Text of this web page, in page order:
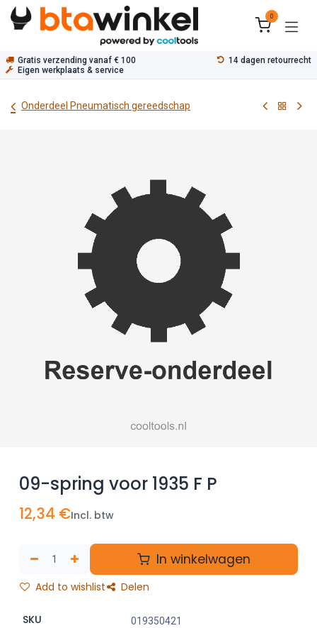
Overslaan naar inhoud
0
Gratis verzending vanaf € 100
14 dagen retourrecht
Eigen werkplaats & service
Onderdeel Pneumatisch gereedschap
09-spring voor 1935 F P
12,34 €Incl. btw
In winkelwagen
Add to wishlist Delen
SKU 019350421